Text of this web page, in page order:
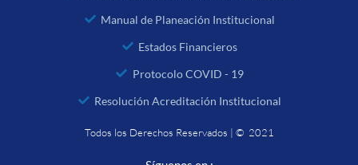
Manual de Planeación Institucional
Estados Financieros
Protocolo COVID - 19
Resolución Acreditación Institucional
Todos los Derechos Reservados | © 2021